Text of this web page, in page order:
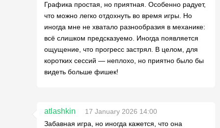
Графика простая, но приятная. Особенно радует,
что можно легко отдохнуть во время игры. Но
иногда мне не хватало разнообразия в механике:
всё слишком предсказуемо. Иногда появляется
ощущение, что прогресс застрял. В целом, для
коротких сессий — неплохо, но приятно было бы
видеть больше фишек!
atlashkin
17 January 2026 14:00
Забавная игра, но иногда кажется, что она